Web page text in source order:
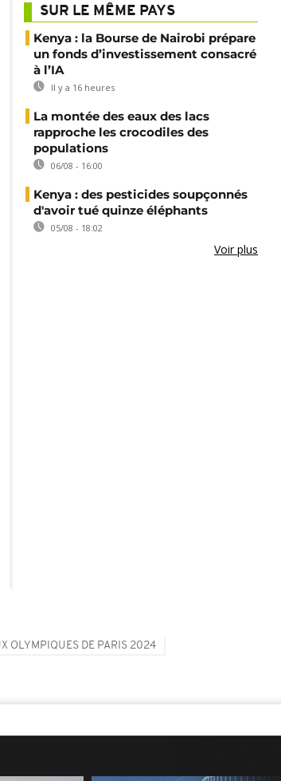
SUR LE MÊME PAYS
Kenya : la Bourse de Nairobi prépare
un fonds d’investissement consacré
à l’IA
Il y a 16 heures
La montée des eaux des lacs
rapproche les crocodiles des
populations
06/08 - 16:00
Kenya : des pesticides soupçonnés
d'avoir tué quinze éléphants
05/08 - 18:02
Voir plus
OLYMPIQUES DE PARIS 2024